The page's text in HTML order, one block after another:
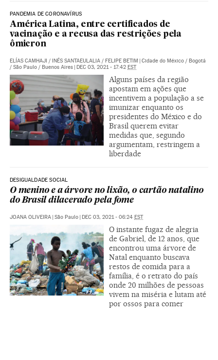
PANDEMIA DE CORONAVÍRUS
América Latina, entre certificados de
vacinação e a recusa das restrições pela
ômicron
ELÍAS CAMHAJI / INÉS SANTAEULALIA / FELIPE BETIM | Cidade do México / Bogotá
/ São Paulo / Buenos Aires | DEC 03, 2021 - 17:42 EST
Alguns países da região
apostam em ações que
incentivem a população a se
imunizar enquanto os
presidentes do México e do
Brasil querem evitar
medidas que, segundo
argumentam, restringem a
liberdade
DESIGUALDADE SOCIAL
O menino e a árvore no lixão, o cartão natalino
do Brasil dilacerado pela fome
JOANA OLIVEIRA | São Paulo | DEC 03, 2021 - 06:24 EST
O instante fugaz de alegria
de Gabriel, de 12 anos, que
encontrou uma árvore de
Natal enquanto buscava
restos de comida para a
família, é o retrato do país
onde 20 milhões de pessoas
vivem na miséria e lutam até
por ossos para comer